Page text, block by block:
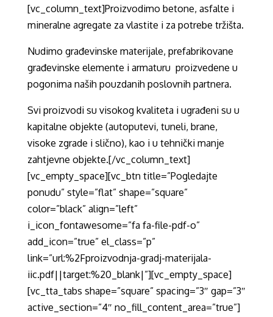
[vc_column_text]Proizvodimo betone, asfalte i
mineralne agregate za vlastite i za potrebe tržišta.
Nudimo građevinske materijale, prefabrikovane
građevinske elemente i armaturu proizvedene u
pogonima naših pouzdanih poslovnih partnera.
Svi proizvodi su visokog kvaliteta i ugrađeni su u
kapitalne objekte (autoputevi, tuneli, brane,
visoke zgrade i slično), kao i u tehnički manje
zahtjevne objekte.[/vc_column_text]
[vc_empty_space][vc_btn title=”Pogledajte
ponudu” style=”flat” shape=”square”
color=”black” align=”left”
i_icon_fontawesome=”fa fa-file-pdf-o”
add_icon=”true” el_class=”p”
link=”url:%2Fproizvodnja-gradj-materijala-
iic.pdf||target:%20_blank|”][vc_empty_space]
[vc_tta_tabs shape=”square” spacing=”3″ gap=”3″
active_section=”4″ no_fill_content_area=”true”]